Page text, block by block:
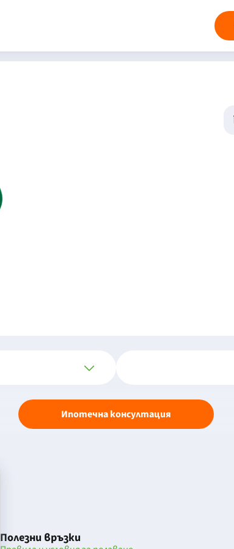
Ипотечна консултация
Полезни връзки